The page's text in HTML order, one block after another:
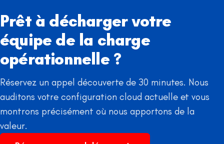
Prêt à décharger votre
équipe de la charge
opérationnelle ?
Réservez un appel découverte de 30 minutes. Nous
auditons votre configuration cloud actuelle et vous
montrons précisément où nous apportons de la
valeur.